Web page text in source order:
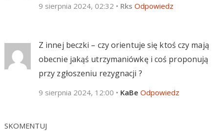
9 sierpnia 2024, 02:32 • Rks Odpowiedz
Z innej beczki – czy orientuje się ktoś czy mają
obecnie jakąś utrzymaniówkę i coś proponują
przy zgłoszeniu rezygnacji ?
9 sierpnia 2024, 12:00 • KaBe Odpowiedz
SKOMENTUJ